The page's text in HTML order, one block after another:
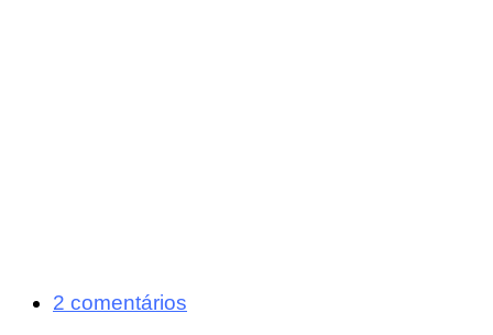
2 comentários